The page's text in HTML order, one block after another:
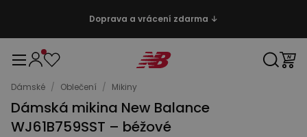
Doprava a vrácení zdarma ↓
Dámské / Oblečení / Mikiny
Dámská mikina New Balance
WJ61B759SST – béžové